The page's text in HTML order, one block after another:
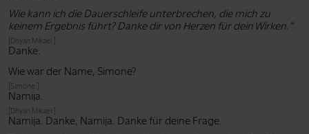
Wie kann ich die Dauerschleife unterbrechen, die mich zu
keinem Ergebnis führt? Danke dir von Herzen für dein Wirken.”
[Dhyan Mikael:]
Danke.
Wie war der Name, Simone?
[Simone:]
Namija.
[Dhyan Mikael:]
Namija. Danke, Namija. Danke für deine Frage.